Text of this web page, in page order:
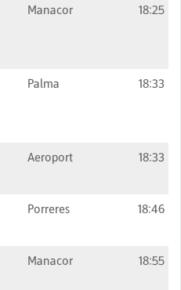
Manacor 18:25
Palma 18:33
Aeroport 18:33
Porreres 18:46
Manacor 18:55